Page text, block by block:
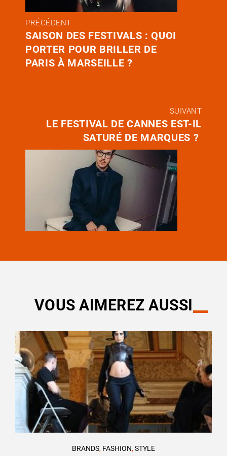
PRÉCÉDENT
SAISON DES FESTIVALS : QUOI
PORTER POUR BRILLER DE
PARIS À MARSEILLE ?
SUIVANT
LE FESTIVAL DE CANNES EST-IL
SATURÉ DE MARQUES ?
VOUS AIMEREZ AUSSI
BRANDS, FASHION,STYLE